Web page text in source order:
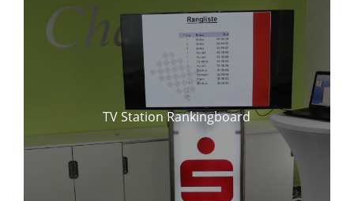
TV Station Rankingboard